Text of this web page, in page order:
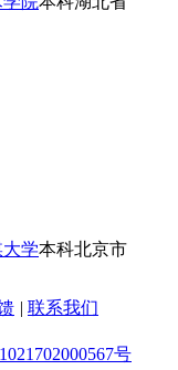
学本科北京市
| 联系我们
号